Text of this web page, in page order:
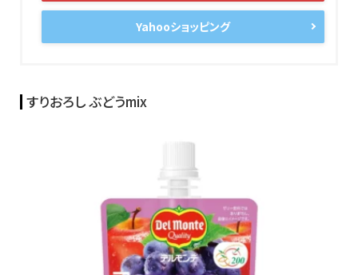
Yahooショッピング
すりおろし ぶどうmix